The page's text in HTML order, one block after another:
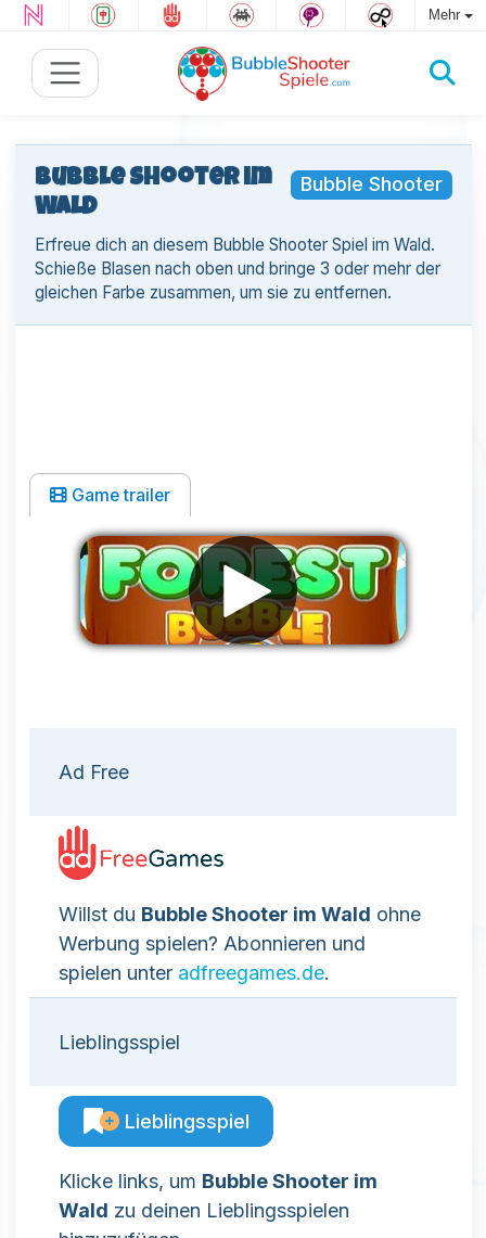
Mehr
Bubble Shooter
Bubble Shooter im
Wald
Erfreue dich an diesem Bubble Shooter Spiel im Wald.
Schieße Blasen nach oben und bringe 3 oder mehr der
gleichen Farbe zusammen, um sie zu entfernen.
Game trailer
Ad Free
Willst du Bubble Shooter im Wald ohne
Werbung spielen? Abonnieren und
spielen unter adfreegames.de.
Lieblingsspiel
Lieblingsspiel
Klicke links, um Bubble Shooter im
Wald zu deinen Lieblingsspielen